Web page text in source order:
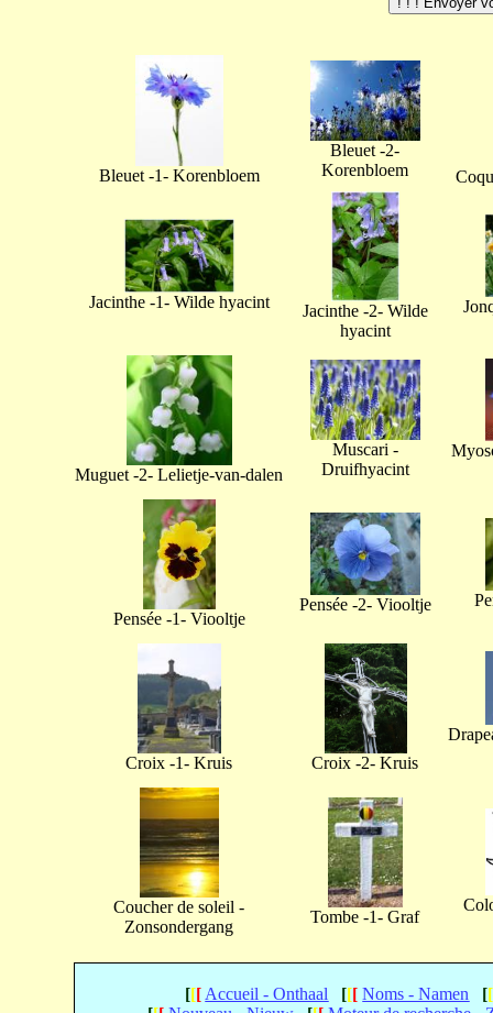
Bleuet -1- Korenbloem
Bleuet -2-
Korenbloem
Jacinthe -1- Wilde hyacint
Jacinthe -2- Wilde
hyacint
Muguet -2- Lelietje-van-dalen
Muscari -
Druifhyacint
Pensée -1- Viooltje
Pensée -2- Viooltje
Croix -1- Kruis Croix -2- Kruis
Coucher de soleil -
Zonsondergang
Tombe -1- Graf
[[[ Accueil - Onthaal [[[ Noms - Namen [[